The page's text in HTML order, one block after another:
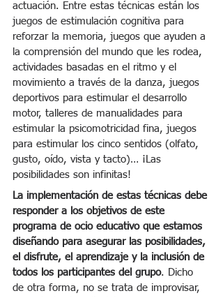
actuación. Entre estas técnicas están los
juegos de estimulación cognitiva para
reforzar la memoria, juegos que ayuden a
la comprensión del mundo que les rodea,
actividades basadas en el ritmo y el
movimiento a través de la danza, juegos
deportivos para estimular el desarrollo
motor, talleres de manualidades para
estimular la psicomotricidad fina, juegos
para estimular los cinco sentidos (olfato,
gusto, oído, vista y tacto)… ¡Las
posibilidades son infinitas!
La implementación de estas técnicas debe
responder a los objetivos de este
programa de ocio educativo que estamos
diseñando para asegurar las posibilidades,
el disfrute, el aprendizaje y la inclusión de
todos los participantes del grupo. Dicho
de otra forma, no se trata de improvisar,